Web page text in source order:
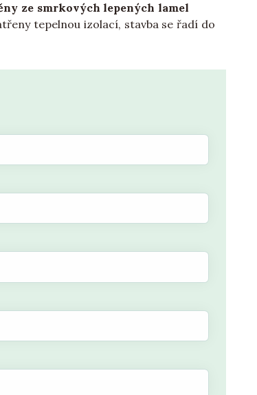
ze smrkových lepených lamel
tepelnou izolací, stavba se řadí do